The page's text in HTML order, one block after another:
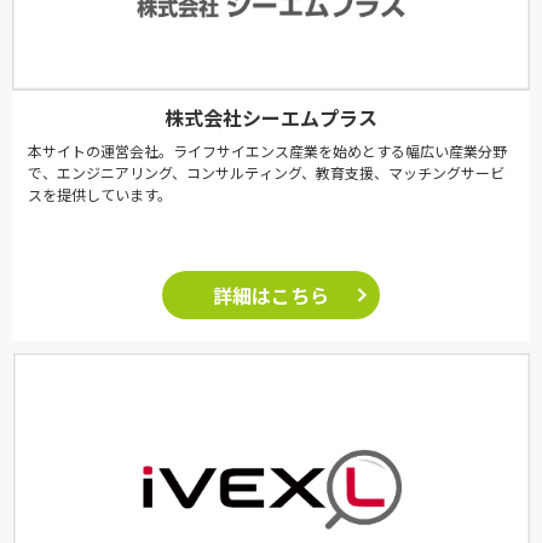
株式会社シーエムプラス
本サイトの運営会社。ライフサイエンス産業を始めとする幅広い産業分野
で、エンジニアリング、コンサルティング、教育支援、マッチングサービ
スを提供しています。
詳細はこちら